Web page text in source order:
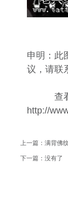
申明：此
议，请联
查看更
http://
上一篇： 满背佛
下一篇：没有了